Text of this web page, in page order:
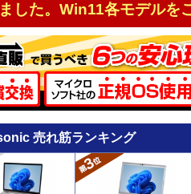
した。Win11各モデルを
売れ筋ランキング